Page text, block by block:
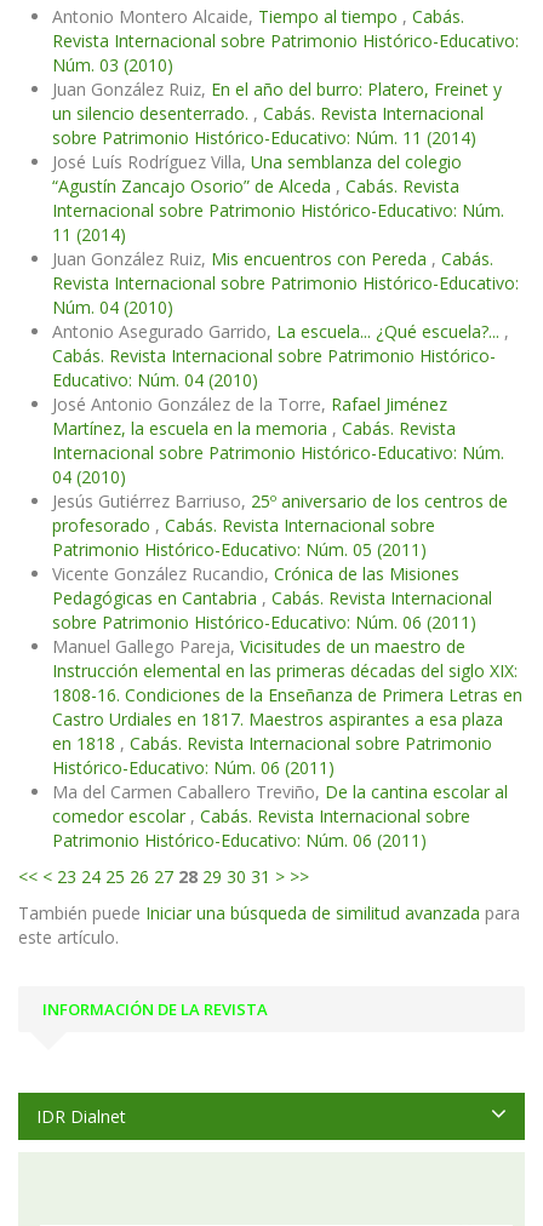
Antonio Montero Alcaide, Tiempo al tiempo , Cabás.
Revista Internacional sobre Patrimonio Histórico-Educativo:
Núm. 03 (2010)
Juan González Ruiz, En el año del burro: Platero, Freinet y
un silencio desenterrado. , Cabás. Revista Internacional
sobre Patrimonio Histórico-Educativo: Núm. 11 (2014)
José Luís Rodríguez Villa, Una semblanza del colegio
“Agustín Zancajo Osorio” de Alceda , Cabás. Revista
Internacional sobre Patrimonio Histórico-Educativo: Núm.
11 (2014)
Juan González Ruiz, Mis encuentros con Pereda , Cabás.
Revista Internacional sobre Patrimonio Histórico-Educativo:
Núm. 04 (2010)
Antonio Asegurado Garrido, La escuela... ¿Qué escuela?... ,
Cabás. Revista Internacional sobre Patrimonio Histórico-
Educativo: Núm. 04 (2010)
José Antonio González de la Torre, Rafael Jiménez
Martínez, la escuela en la memoria , Cabás. Revista
Internacional sobre Patrimonio Histórico-Educativo: Núm.
04 (2010)
Jesús Gutiérrez Barriuso, 25º aniversario de los centros de
profesorado , Cabás. Revista Internacional sobre
Patrimonio Histórico-Educativo: Núm. 05 (2011)
Vicente González Rucandio, Crónica de las Misiones
Pedagógicas en Cantabria , Cabás. Revista Internacional
sobre Patrimonio Histórico-Educativo: Núm. 06 (2011)
Manuel Gallego Pareja, Vicisitudes de un maestro de
Instrucción elemental en las primeras décadas del siglo XIX:
1808-16. Condiciones de la Enseñanza de Primera Letras en
Castro Urdiales en 1817. Maestros aspirantes a esa plaza
en 1818 , Cabás. Revista Internacional sobre Patrimonio
Histórico-Educativo: Núm. 06 (2011)
Ma del Carmen Caballero Treviño, De la cantina escolar al
comedor escolar , Cabás. Revista Internacional sobre
Patrimonio Histórico-Educativo: Núm. 06 (2011)
<< < 23 24 25 26 27 28 29 30 31 > >>
También puede Iniciar una búsqueda de similitud avanzada para
este artículo.
INFORMACIÓN DE LA REVISTA
IDR Dialnet